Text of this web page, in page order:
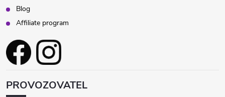
Blog
Affiliate program
PROVOZOVATEL